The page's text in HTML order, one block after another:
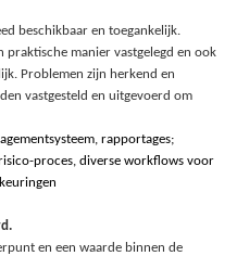
beschikbaar en toegankelijk.
praktische manier vastgelegd en ook
Problemen zijn herkend en
vastgesteld en uitgevoerd om
, rapportages;
proces, diverse workflows voor
en een waarde binnen de